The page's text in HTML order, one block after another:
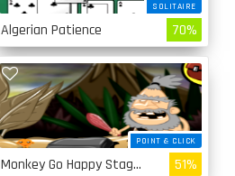
SOLITAIRE
Algerian Patience 70%
POINT & CLICK
Monkey Go Happy Stage 4 51%